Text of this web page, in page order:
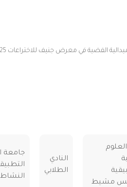
مشيط
النادي
الطلابي
جامعة
النشاط